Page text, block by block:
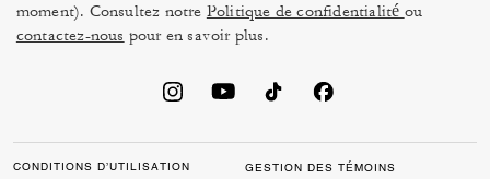
moment). Consultez notre Politique de confidentialité ou
contactez-nous pour en savoir plus.
CONDITIONS D’UTILISATION GESTION DES TÉMOINS